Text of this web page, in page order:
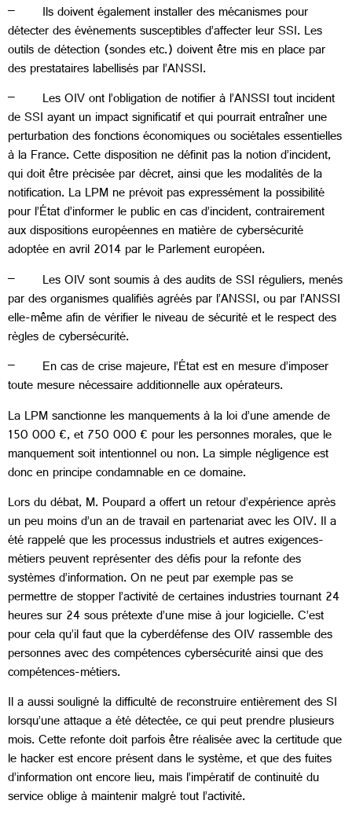
– Ils doivent également installer des mécanismes pour
détecter des évènements susceptibles d’affecter leur SSI. Les
outils de détection (sondes etc.) doivent être mis en place par
des prestataires labellisés par l’ANSSI.
– Les OIV ont l’obligation de notifier à l’ANSSI tout incident
de SSI ayant un impact significatif et qui pourrait entraîner une
perturbation des fonctions économiques ou sociétales essentielles
à la France. Cette disposition ne définit pas la notion d’incident,
qui doit être précisée par décret, ainsi que les modalités de la
notification. La LPM ne prévoit pas expressément la possibilité
pour l’État d’informer le public en cas d’incident, contrairement
aux dispositions européennes en matière de cybersécurité
adoptée en avril 2014 par le Parlement européen.
– Les OIV sont soumis à des audits de SSI réguliers, menés
par des organismes qualifiés agréés par l’ANSSI, ou par l’ANSSI
elle-même afin de vérifier le niveau de sécurité et le respect des
règles de cybersécurité.
– En cas de crise majeure, l’État est en mesure d’imposer
toute mesure nécessaire additionnelle aux opérateurs.
La LPM sanctionne les manquements à la loi d’une amende de
150 000 €, et 750 000 € pour les personnes morales, que le
manquement soit intentionnel ou non. La simple négligence est
donc en principe condamnable en ce domaine.
Lors du débat, M. Poupard a offert un retour d’expérience après
un peu moins d’un an de travail en partenariat avec les OIV. Il a
été rappelé que les processus industriels et autres exigences-
métiers peuvent représenter des défis pour la refonte des
systèmes d’information. On ne peut par exemple pas se
permettre de stopper l’activité de certaines industries tournant 24
heures sur 24 sous prétexte d’une mise à jour logicielle. C’est
pour cela qu’il faut que la cyberdéfense des OIV rassemble des
personnes avec des compétences cybersécurité ainsi que des
compétences-métiers.
Il a aussi souligné la difficulté de reconstruire entièrement des SI
lorsqu’une attaque a été détectée, ce qui peut prendre plusieurs
mois. Cette refonte doit parfois être réalisée avec la certitude que
le hacker est encore présent dans le système, et que des fuites
d’information ont encore lieu, mais l’impératif de continuité du
service oblige à maintenir malgré tout l’activité.